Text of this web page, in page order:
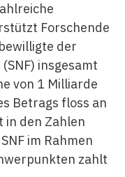
Forschende
der
insgesamt
von 1 Milliarde
Betrags floss an
in den Zahlen
im Rahmen
zahlt